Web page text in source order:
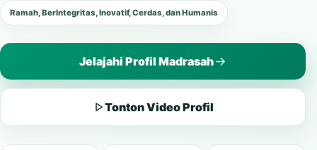
Ramah, BerIntegritas, Inovatif, Cerdas, dan Humanis
Jelajahi Profil Madrasah
Tonton Video Profil